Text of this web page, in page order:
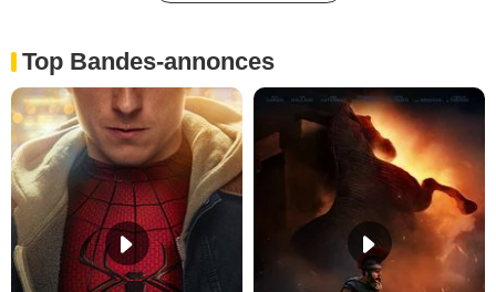
Top Bandes-annonces